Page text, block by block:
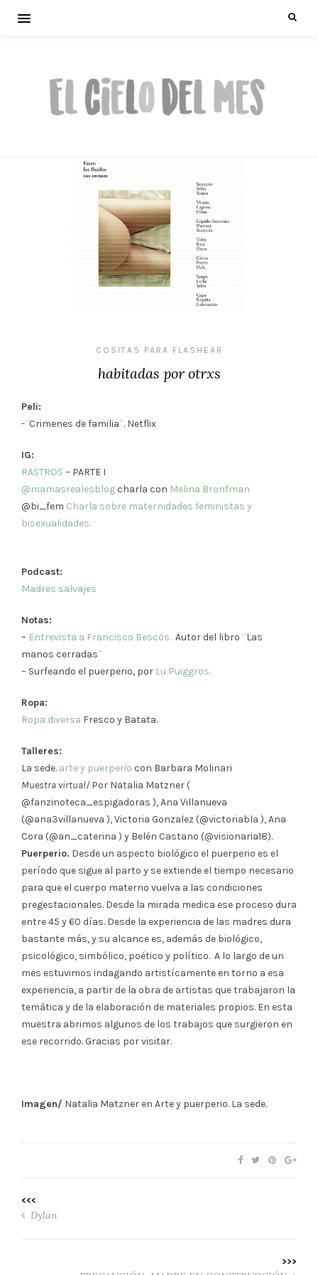
COSITAS PARA FLASHEAR
habitadas por otrxs
Peli:
-¨Crimenes de familia¨. Netflix
IG:
RASTROS – PARTE I
@mamasrealesblog charla con Melina Bronfman
@bi_fem Charla sobre maternidades feministas y
bisexualidades.
Podcast:
Madres salvajes
Notas:
– Entrevista a Francisco Bescós. Autor del libro ¨Las
manos cerradas¨
– Surfeando el puerperio, por Lu Puiggros.
Ropa:
Ropa diversa Fresco y Batata.
Talleres:
La sede. arte y puerperio con Barbara Molinari
Muestra virtual/Por Natalia Matzner (
@fanzinoteca_espigadoras ), Ana Villanueva
(@ana3villanueva ), Victoria Gonzalez (@victoriabla ), Ana
Cora (@an_caterina ) y Belén Castano (@visionaria18).
Puerperio. Desde un aspecto biológico el puerperio es el
período que sigue al parto y se extiende el tiempo necesario
para que el cuerpo materno vuelva a las condiciones
pregestacionales. Desde la mirada medica ese proceso dura
entre 45 y 60 días. Desde la experiencia de las madres dura
bastante más, y su alcance es, además de biológico,
psicológico, simbólico, poético y político. A lo largo de un
mes estuvimos indagando artistícamente en torno a esa
experiencia, a partir de la obra de artistas que trabajaron la
temática y de la elaboración de materiales propios. En esta
muestra abrimos algunos de los trabajos que surgieron en
ese recorrido. Gracias por visitar.
Imagen/ Natalia Matzner en Arte y puerperio. La sede.
<<<
Dylan
>>>